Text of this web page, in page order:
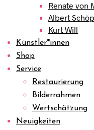
Renate von
Albert
Kurt Will
Künstler*innen
Shop
Service
Restaurierung
Bilderrahmen
Wertschätzung
Neuigkeiten